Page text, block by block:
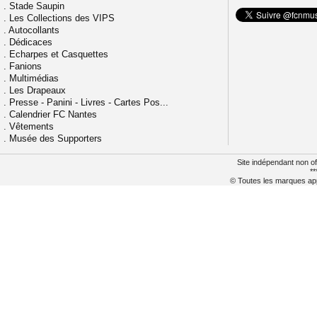
. Stade Saupin
. Les Collections des VIPS
. Autocollants
. Dédicaces
. Echarpes et Casquettes
. Fanions
. Multimédias
. Les Drapeaux
. Presse - Panini - Livres - Cartes Pos...
. Calendrier FC Nantes
. Vêtements
. Musée des Supporters
Site indépendant non
© Toutes les marques